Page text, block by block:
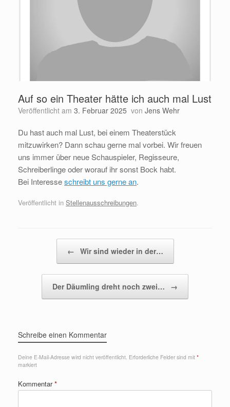
Auf so ein Theater hätte ich auch mal Lust
Veröffentlicht am 3. Februar 2025 von Jens Wehr
Du hast auch mal Lust, bei einem Theaterstück
mitzuwirken? Dann schau gerne mal vorbei. Wir freuen
uns immer über neue Schauspieler, Regisseure,
Schreiberlinge oder worauf ihr sonst Bock habt.
Bei Interesseschreibt uns gerne an.
Veröffentlicht in Stellenausschreibungen.
← Wir sind wieder in der…
Der Däumling dreht noch zwei… →
Schreibe einen Kommentar
Deine E-Mail-Adresse wird nicht veröffentlicht. Erforderliche Felder sind mit *
markiert
Kommentar*